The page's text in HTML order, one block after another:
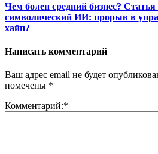
Чем болен средний бизнес?
символический ИИ: прорыв в
хайп?
Написать комментарий
Ваш адрес email не будет
помечены *
Комментарий:*